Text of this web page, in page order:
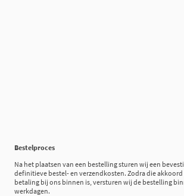
Bestelproces
Na het plaatsen van een bestelling sturen wij een
definitieve bestel- en verzendkosten. Zodra die akkoord
betaling bij ons binnen is, versturen wij de bestelling
werkdagen.